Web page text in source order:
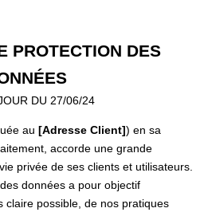
PROTECTION DES
DU 27/06/24
au [Adresse Client]) en sa
accorde une grande
privée de ses clients et utilisateurs.
données a pour objectif
claire possible, de nos pratiques